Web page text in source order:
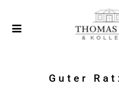
Guter